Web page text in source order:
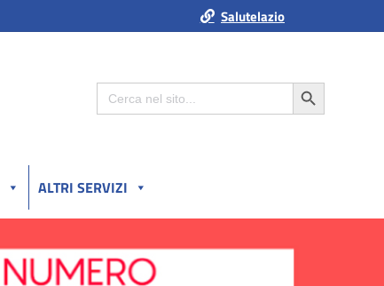
Salutelazio
Search
for:
Search Button
ALTRI SERVIZI